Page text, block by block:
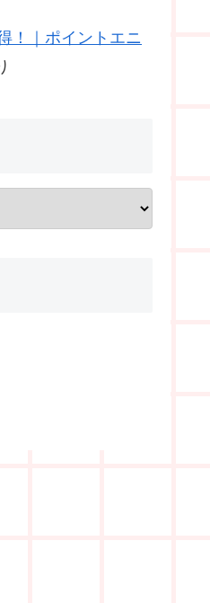
！｜ポイントエニ